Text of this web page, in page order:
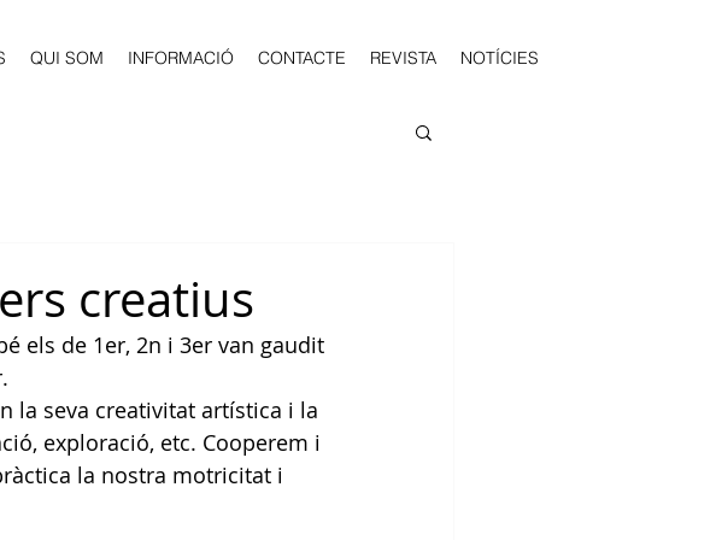
QUI SOM INFORMACIÓ CONTACTE REVISTA NOTÍCIES
creatius
els de 1er, 2n i 3er van gaudit
la seva creativitat artística i la
exploració, etc. Cooperem i
la nostra motricitat i